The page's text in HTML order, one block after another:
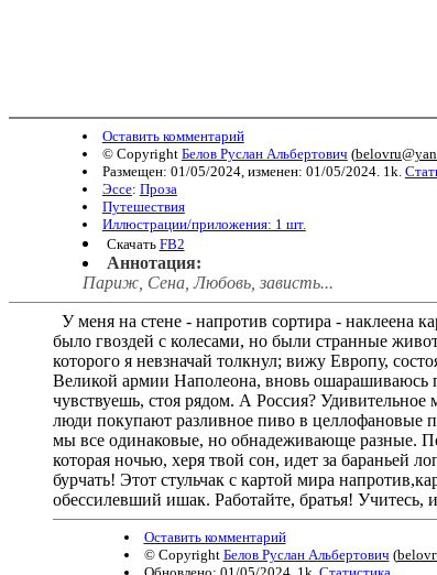
Оставить комментарий
© Copyright Белов Руслан Альбертович (
Размещен: 01/05/2024, изменен: 01/05/2024. 1k.
Эссе: Проза
Путешествия
Иллюстрации/приложения: 1 шт.
Скачать FB2
Аннотация:
Париж, Сена, Любовь, зависть...
У меня на стене - напротив сортира - наклеена
было гвоздей с колесами, но были странные
которого я невзначай толкнул; вижу Европу,
Великой армии Наполеона, вновь ошарашиваюсь
чувствуешь, стоя рядом. А Россия?
люди покупают разливное пиво в целлофановые
мы все одинаковые, но обнадеживающе разные.
которая ночью, херя твой сон, идет за бараньей
бурчать! Этот стульчак с картой мира
обессилевший ишак. Работайте, братья!
Оставить комментарий
© Copyright Белов Руслан Альбертович (